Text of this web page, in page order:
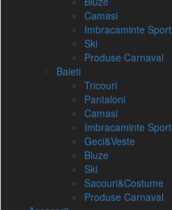
Camasi
Imbracaminte Sport
Ski
Produse Carnaval
Baieti
Tricouri
Pantaloni
Camasi
Imbracaminte Sport
Geci&Veste
Bluze
Ski
Sacouri&Costume
Produse Carnaval